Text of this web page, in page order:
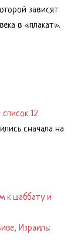
зависят
в «плакат».
12
сначала на
к шаббату и
Израиль: